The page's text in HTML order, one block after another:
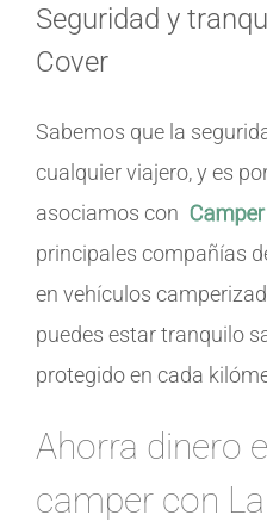
Seguridad y
Cover
Sabemos que la
cualquier viajero, y es
asociamos con
principales compañías
en vehículos
puedes estar tranquilo
protegido en cada
Ahorra dinero
camper con